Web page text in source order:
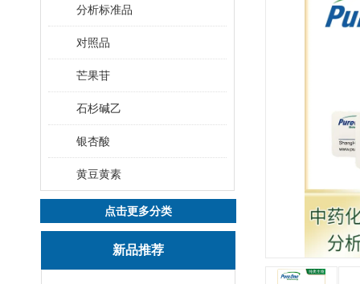
分析标准品
对照品
芒果苷
石杉碱乙
银杏酸
黄豆黄素
点击更多分类
新品推荐